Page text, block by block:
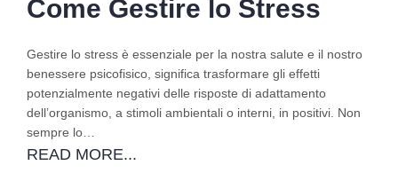
Come Gestire lo Stress
Gestire lo stress è essenziale per la nostra salute e il nostro
benessere psicofisico, significa trasformare gli effetti
potenzialmente negativi delle risposte di adattamento
dell’organismo, a stimoli ambientali o interni, in positivi. Non
sempre lo…
READ MORE...